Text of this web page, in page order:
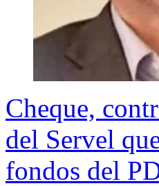
Cheque,
del Servel
fondos del